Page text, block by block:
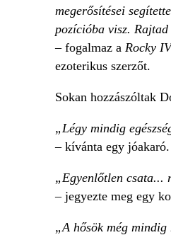
megerősítései
pozícióba visz.
– fogalmaz a Rocky
ezoterikus szerzőt.
Sokan hozzászóltak
„Légy mindig
– kívánta egy jóakaró.
„Egyenlőtlen csata...
– jegyezte meg egy
„A hősök még mindig